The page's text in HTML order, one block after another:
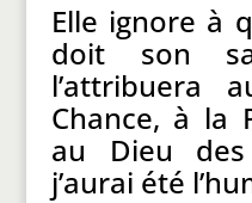
Elle ignore à
doit son
l’attribuera
Chance, à la
au Dieu
j’aurai été